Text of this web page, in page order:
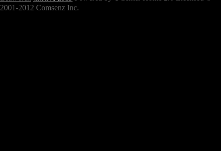
2001-2012 Comsenz Inc.